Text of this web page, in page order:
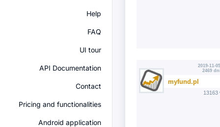
Help
FAQ
UI tour
API Documentation
Contact
Pricing and functionalities
Android application
2019-11-
2469
myfund.pl
13163